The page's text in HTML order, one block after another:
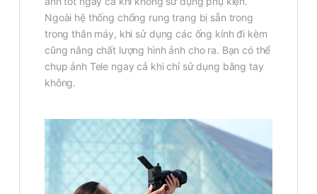
Ngoài hệ thống chống rung trang bị sẵn trong
trong thân máy, khi sử dụng các ống kính đi kèm
cũng nâng chất lượng hình ảnh cho ra. Bạn có thể
chụp ảnh Tele ngay cả khi chỉ sử dụng bằng tay
không.